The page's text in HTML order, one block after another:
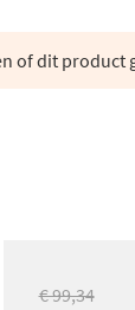
of dit product
€ 99,34